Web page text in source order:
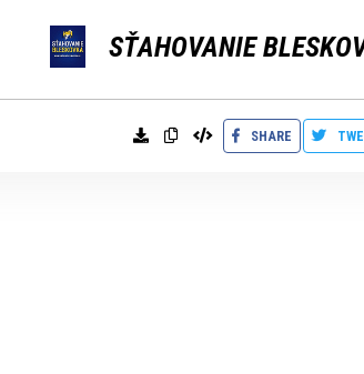
SHARE